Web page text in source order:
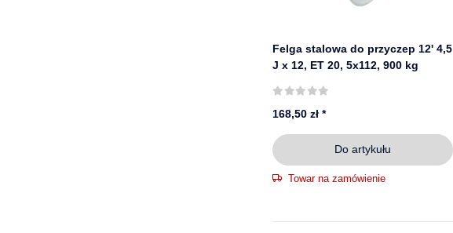
Felga stalowa do przyczep 12' 4,5
J x 12, ET 20, 5x112, 900 kg
168,50 zł*
Do artykułu
Towar na zamówienie